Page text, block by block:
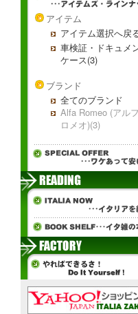
アイテム
アイテム選択へ戻
車検証・ドキュメ
ケース(3)
ブランド
全てのブランド
Alfa Romeo (アル
ロメオ)(3)